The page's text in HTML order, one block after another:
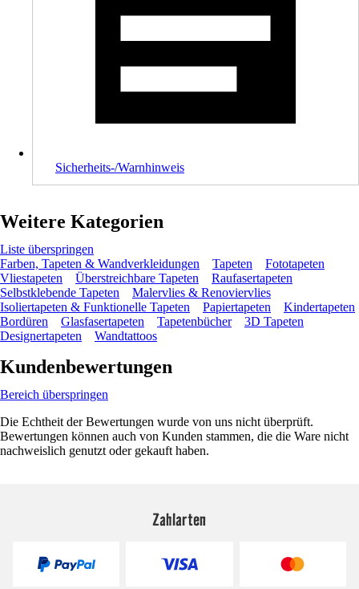
Sicherheits-/Warnhinweis
Weitere Kategorien
Liste überspringen
Farben, Tapeten & Wandverkleidungen
Tapeten
Fototapeten
Vliestapeten
Überstreichbare Tapeten
Raufasertapeten
Selbstklebende Tapeten
Malervlies & Renoviervlies
Isoliertapeten & Funktionelle Tapeten
Papiertapeten
Kindertapeten
Bordüren
Glasfasertapeten Tapetenbücher
3D Tapeten
Designertapeten
Wandtattoos
Kundenbewertungen
Bereich überspringen
Die Echtheit der Bewertungen wurde von uns nicht überprüft.
Bewertungen können auch von Kunden stammen, die die Ware nicht
nachweislich genutzt oder gekauft haben.
Zahlarten